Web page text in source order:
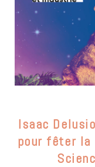
Isaac
pour fêter la